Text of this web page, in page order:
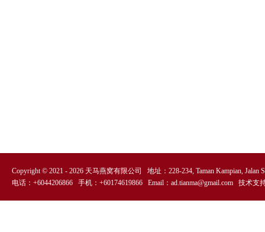
Copyright © 2021 - 2026 天马燕窝有限公司 地址：228-234, Taman Kampian, Jalan
电话：+6044206866 手机：+60174619866 Email：ad.tianma@gmail.com 技术支